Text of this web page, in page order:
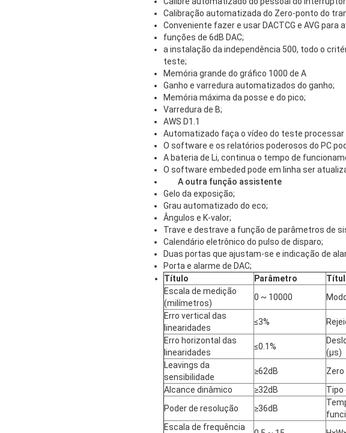
Calibração automatizada do Zero-ponto do
Conveniente fazer e usar DACTCG e AVG
funções de 6dB DAC;
a instalação da independência 500, todo o
teste;
Memória grande do gráfico 1000 de A
Ganho e varredura automatizados do ganho;
Memória máxima da posse e do pico;
Varredura de B;
AWS D1.1
Automatizado faça o vídeo do teste processar
O software e os relatórios poderosos do PC
A bateria de Li, continua o tempo de
O software embeded pode em linha ser
A outra função assistente
Gelo da exposição;
Grau automatizado do eco;
Ângulos e K-valor;
Trave e destrave a função de parâmetros de
Calendário eletrônico do pulso de disparo;
Duas portas que ajustam-se e indicação de
Porta e alarme de DAC;
Título
Parâmetro
Escala de medição
(milímetros)
0 ~ 10000
Erro vertical das
linearidades
≤3%
Erro horizontal das
linearidades
≤0.1%
(μs)
Leavings da
sensibilidade
≥62dB Zero
Alcance dinâmico
≥32dB Tipo
Poder de resolução
≥36dB
Escala de frequência